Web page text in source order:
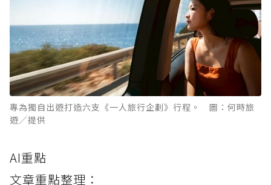
專為獨自出遊打造六支《一人旅行企劃》行程。 圖：何時旅
遊／提供
AI重點
文章重點整理：